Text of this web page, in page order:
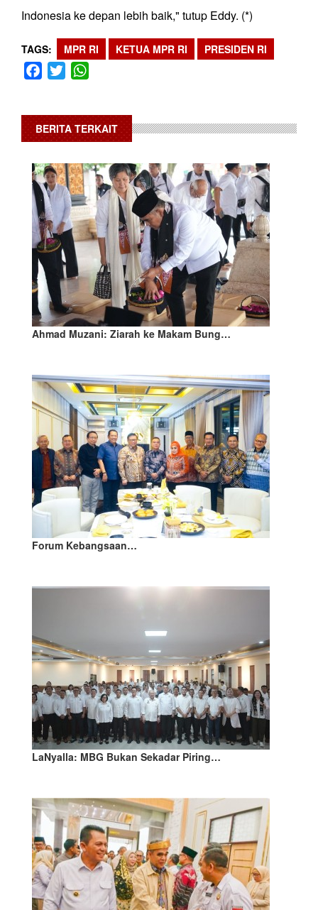
Indonesia ke depan lebih baik," tutup Eddy. (*)
TAGS MPR RI KETUA MPR RI PRESIDEN RI
Facebook
Twitter
BERITA TERKAIT
Ahmad Muzani: Ziarah ke Makam Bung…
Forum Kebangsaan…
LaNyalla: MBG Bukan Sekadar Piring…